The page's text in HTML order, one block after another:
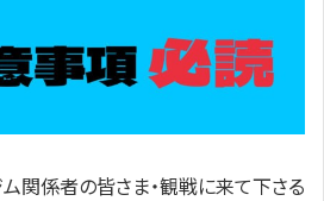
関係者の皆さま・観戦に来て下さる